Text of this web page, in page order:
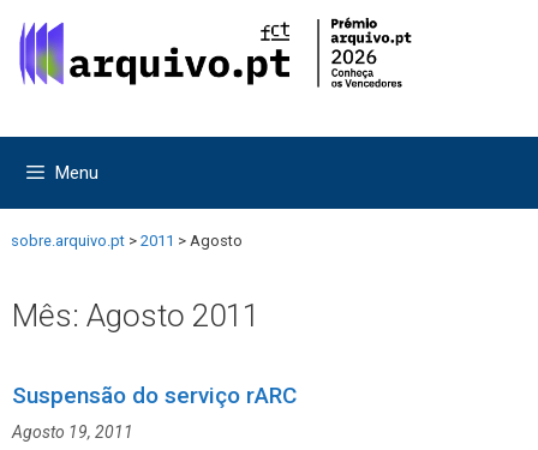
para
para
Menu
sobre.arquivo.pt > 2011 > Agosto
Mês: Agosto 2011
Suspensão do serviço rARC
Agosto 19, 2011